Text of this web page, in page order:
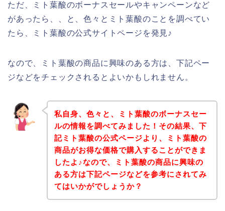
ただ、ミト葉酸のボーナスセールやキャンペーンなど
があったら、、と、色々とミト葉酸のことを調べてい
たら、ミト葉酸の公式サイトページを発見♪
なので、ミト葉酸の商品に興味のある方は、下記ペー
ジなどをチェックされるとよいかもしれません。
私自身、色々と、ミト葉酸のボーナスセー
ルの情報を調べてみました！その結果、下
記ミト葉酸の公式ページより、ミト葉酸の
商品がお得な価格で購入することができま
したよ♪なので、ミト葉酸の商品に興味の
ある方は下記ページなどを参考にされてみ
てはいかがでしょうか？